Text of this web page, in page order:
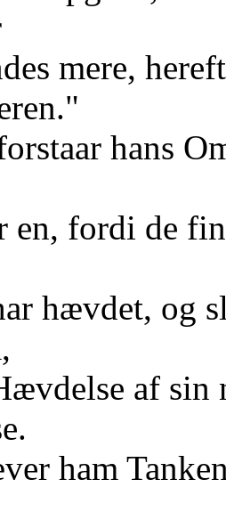
mere,
hans
en, fordi de
hævdet, og
af
ham